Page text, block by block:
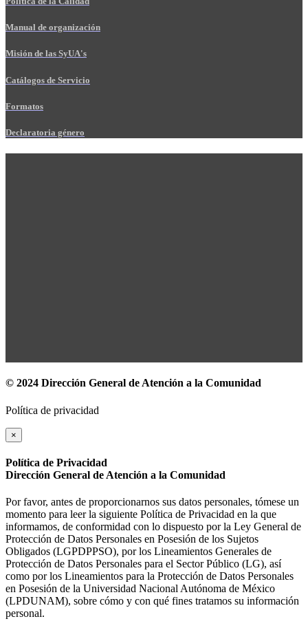
Manual de organización
Misión de las SyUA's
Catálogos de Servicio
Formatos
Declaratoria género
© 2024 Dirección General de Atención a la Comunidad
Política de privacidad
×
Política de Privacidad
Dirección General de Atención a la Comunidad
Por favor, antes de proporcionarnos sus datos personales, tómese un
momento para leer la siguiente Política de Privacidad en la que
informamos, de conformidad con lo dispuesto por la Ley General de
Protección de Datos Personales en Posesión de los Sujetos
Obligados (LGPDPPSO), por los Lineamientos Generales de
Protección de Datos Personales para el Sector Público (LG), así
como por los Lineamientos para la Protección de Datos Personales
en Posesión de la Universidad Nacional Autónoma de México
(LPDUNAM), sobre cómo y con qué fines tratamos su información
personal.